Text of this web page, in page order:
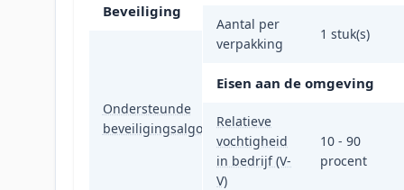
Beveiliging
Ondersteunde
beveiligingsalgoritmen
64-bit WEP, 128-bit
WPA, WPA-
PSK, WPA2, WPA2-
Enterprise, WPA3,
WPA3-Enterprise,
Aantal per
verpakking
1 stuk(s)
Eisen aan de omgeving
Relatieve
vochtigheid
in bedrijf (V-
V)
10 - 90
procent